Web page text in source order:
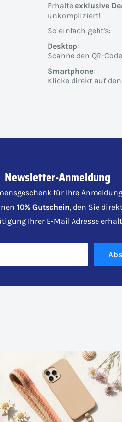
Erhalteexklusive
unkompliziert!
So einfach geht's:
Desktop:
Scanne den QR-
Smartphone:
Klicke direkt auf den
Newsletter-Anmeldung
für Ihre
10% Gutschein, den Sie
Ihrer E-Mail Adresse